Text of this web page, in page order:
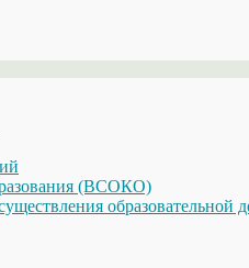
(ВСОКО)
образовательной